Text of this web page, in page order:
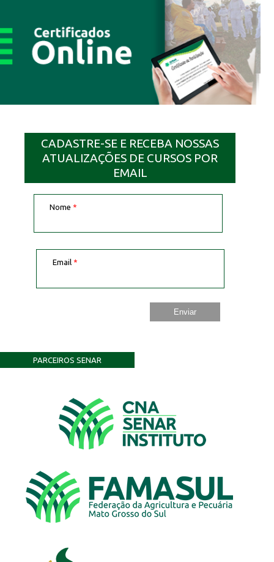
CADASTRE-SE E RECEBA NOSSAS
ATUALIZAÇÕES DE CURSOS POR
EMAIL
Nome *
Email *
PARCEIROS SENAR